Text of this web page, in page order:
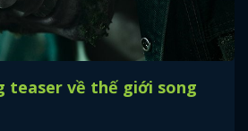
teaser về thế giới song